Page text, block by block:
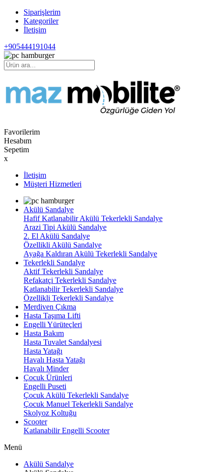
Siparişlerim
Kategoriler
İletişim
+905444191044
Favorilerim
Hesabım
Sepetim
x
İletişim
Müşteri Hizmetleri
Akülü Sandalye
Hafif Katlanabilir Akülü Tekerlekli Sandalye
Arazi Tipi Akülü Sandalye
2. El Akülü Sandalye
Özellikli Akülü Sandalye
Ayağa Kaldıran Akülü Tekerlekli Sandalye
Tekerlekli Sandalye
Aktif Tekerlekli Sandalye
Refakatçi Tekerlekli Sandalye
Katlanabilir Tekerlekli Sandalye
Özellikli Tekerlekli Sandalye
Merdiven Çıkma
Hasta Taşıma Lifti
Engelli Yürüteçleri
Hasta Bakım
Hasta Tuvalet Sandalyesi
Hasta Yatağı
Havalı Hasta Yatağı
Havalı Minder
Çocuk Ürünleri
Engelli Puseti
Çocuk Akülü Tekerlekli Sandalye
Çocuk Manuel Tekerlekli Sandalye
Skolyoz Koltuğu
Scooter
Katlanabilir Engelli Scooter
Menü
Akülü Sandalye